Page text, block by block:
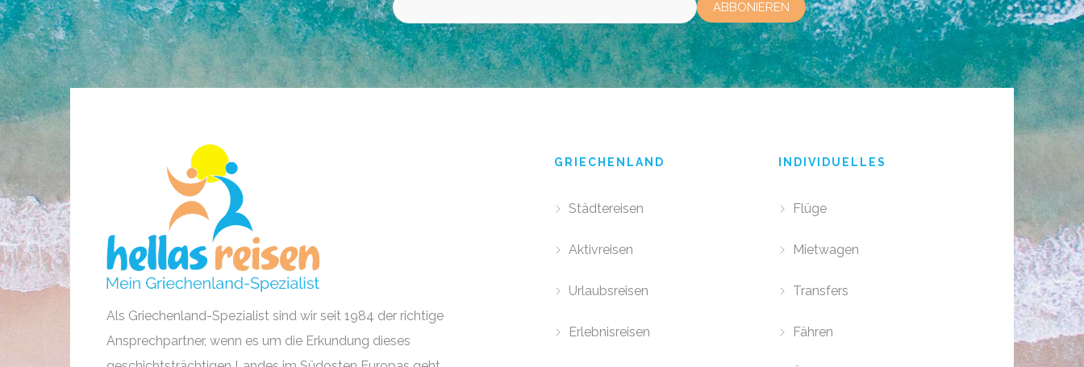
Als Griechenland-Spezialist sind wir seit 1984 der richtige
Ansprechpartner, wenn es um die Erkundung dieses
GRIECHENLAND
Städtereisen
Aktivreisen
Urlaubsreisen
Erlebnisreisen
INDIVIDUELLES
Flüge
Mietwagen
Transfers
Fähren